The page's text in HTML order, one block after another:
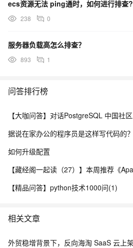
ecs资源无法 ping通时，如何进行排查?
238 0
服务器负载高怎么排查？
893 1
问答排行榜
据说在家办公的程序员是这样写代码的？
如何升级配置
【精品问答】python技术1000问(1)
相关文章